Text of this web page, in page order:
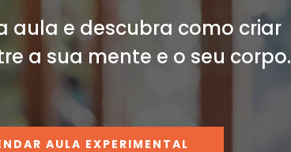
aula e descubra como criar
a sua mente e o seu corpo.
AULA EXPERIMENTAL